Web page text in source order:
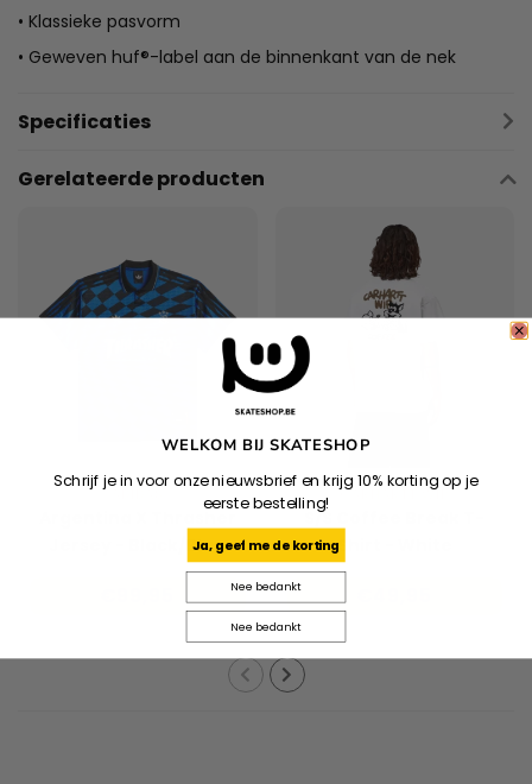
• Klassieke pasvorm
• Geweven huf®-label aan de binnenkant van de nek
Specificaties
Gerelateerde producten
Jersey - Black/Blue
CARHARTT WIP
S/S Coffee Break T-
Shirt - White
WELKOM BIJ SKATESHOP
Schrijf je in voor onze nieuwsbrief en krijg 10% korting op je
eerste bestelling!
Ja, geef me de korting
Nee bedankt
Nee bedankt